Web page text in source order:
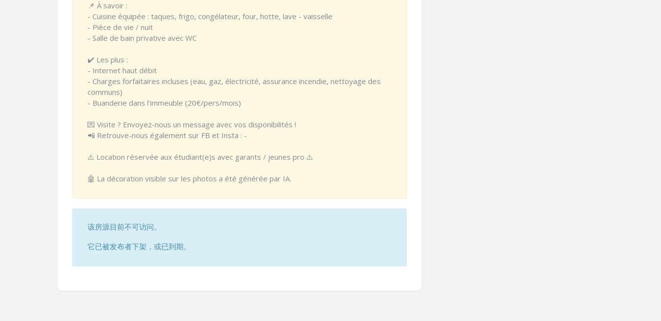
📌 À savoir :
- Cuisine équipée : taques, frigo, congélateur, four, hotte, lave - vaisselle
- Pièce de vie / nuit
- Salle de bain privative avec WC
✔️ Les plus :
- Internet haut débit
- Charges forfaitaires incluses (eau, gaz, électricité, assurance incendie, nettoyage des
communs)
- Buanderie dans l’immeuble (20€/pers/mois)
💌 Visite ? Envoyez-nous un message avec vos disponibilités !
📲 Retrouve-nous également sur FB et Insta : -
⚠️ Location réservée aux étudiant(e)s avec garants / jeunes pro ⚠️
🤖 La décoration visible sur les photos a été générée par IA.
该房源目前不可访问。
它已被发布者下架，或已到期。